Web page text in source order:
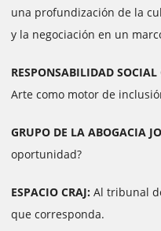
una profundización de la
y la negociación en un
RESPONSABILIDAD
Arte como motor de
GRUPO DE LA ABOGACIA
oportunidad?
ESPACIO CRAJ: Al tribunal
que corresponda.